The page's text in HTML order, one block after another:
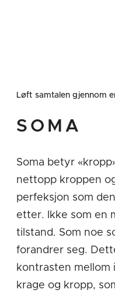
Bubble
Cabernet Lines
Løft samtalen gjennom
SOMA
Soma betyr
nettopp kroppen
perfeksjon som
etter. Ikke som en
tilstand. Som noe
forandrer seg.
kontrasten mellom
krage og kropp,